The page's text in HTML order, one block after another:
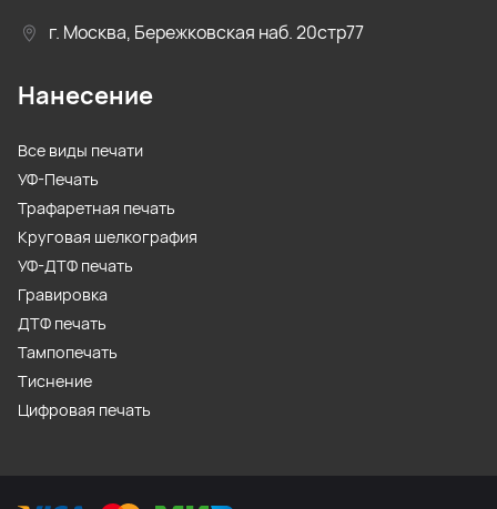
г. Москва, Бережковская наб. 20стр77
Нанесение
Все виды печати
УФ-Печать
Трафаретная печать
Круговая шелкография
УФ-ДТФ печать
Гравировка
ДТФ печать
Тампопечать
Тиснение
Цифровая печать